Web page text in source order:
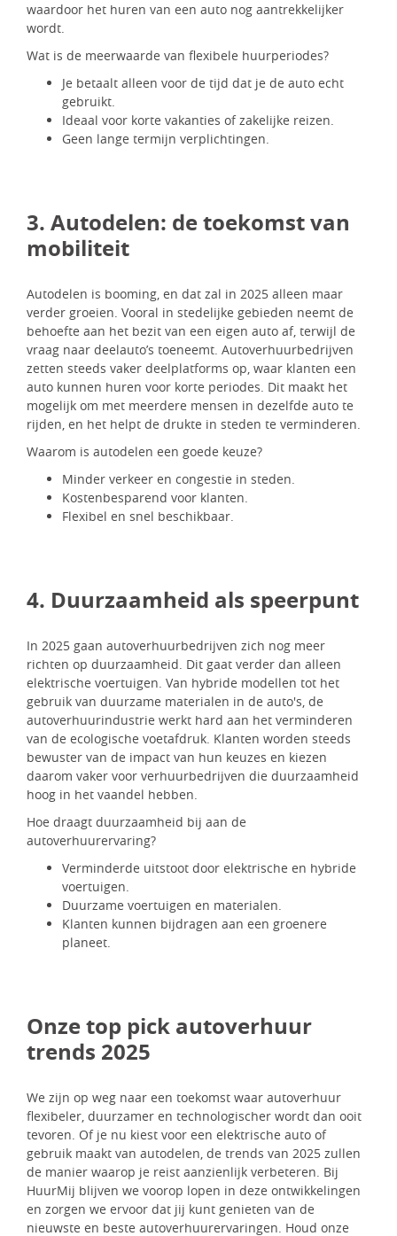
waardoor het huren van een auto nog aantrekkelijker
wordt.
Wat is de meerwaarde van flexibele huurperiodes?
Je betaalt alleen voor de tijd dat je de auto echt
gebruikt.
Ideaal voor korte vakanties of zakelijke reizen.
Geen lange termijn verplichtingen.
3. Autodelen: de toekomst van
mobiliteit
Autodelen is booming, en dat zal in 2025 alleen maar
verder groeien. Vooral in stedelijke gebieden neemt de
behoefte aan het bezit van een eigen auto af, terwijl de
vraag naar deelauto’s toeneemt. Autoverhuurbedrijven
zetten steeds vaker deelplatforms op, waar klanten een
auto kunnen huren voor korte periodes. Dit maakt het
mogelijk om met meerdere mensen in dezelfde auto te
rijden, en het helpt de drukte in steden te verminderen.
Waarom is autodelen een goede keuze?
Minder verkeer en congestie in steden.
Kostenbesparend voor klanten.
Flexibel en snel beschikbaar.
4. Duurzaamheid als speerpunt
In 2025 gaan autoverhuurbedrijven zich nog meer
richten op duurzaamheid. Dit gaat verder dan alleen
elektrische voertuigen. Van hybride modellen tot het
gebruik van duurzame materialen in de auto's, de
autoverhuurindustrie werkt hard aan het verminderen
van de ecologische voetafdruk. Klanten worden steeds
bewuster van de impact van hun keuzes en kiezen
daarom vaker voor verhuurbedrijven die duurzaamheid
hoog in het vaandel hebben.
Hoe draagt duurzaamheid bij aan de
autoverhuurervaring?
Verminderde uitstoot door elektrische en hybride
voertuigen.
Duurzame voertuigen en materialen.
Klanten kunnen bijdragen aan een groenere
planeet.
Onze top pick autoverhuur
trends 2025
We zijn op weg naar een toekomst waar autoverhuur
flexibeler, duurzamer en technologischer wordt dan ooit
tevoren. Of je nu kiest voor een elektrische auto of
gebruik maakt van autodelen, de trends van 2025 zullen
de manier waarop je reist aanzienlijk verbeteren. Bij
HuurMij blijven we voorop lopen in deze ontwikkelingen
en zorgen we ervoor dat jij kunt genieten van de
nieuwste en beste autoverhuurervaringen. Houd onze